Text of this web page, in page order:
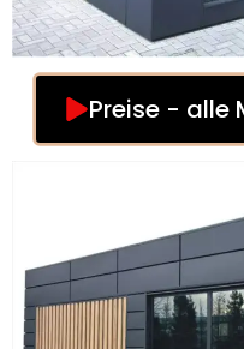
Preise - alle